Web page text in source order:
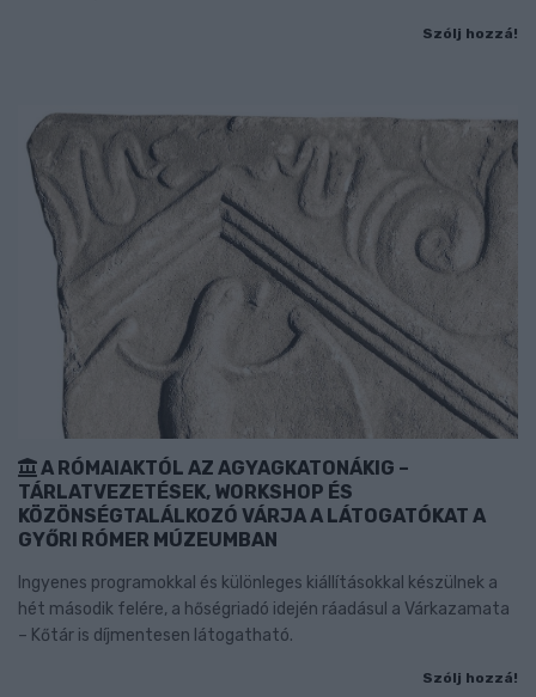
Szólj hozzá!
A RÓMAIAKTÓL AZ AGYAGKATONÁKIG –
TÁRLATVEZETÉSEK, WORKSHOP ÉS
KÖZÖNSÉGTALÁLKOZÓ VÁRJA A LÁTOGATÓKAT A
GYŐRI RÓMER MÚZEUMBAN
Ingyenes programokkal és különleges kiállításokkal készülnek a
hét második felére, a hőségriadó idején ráadásul a Várkazamata
– Kőtár is díjmentesen látogatható.
Szólj hozzá!